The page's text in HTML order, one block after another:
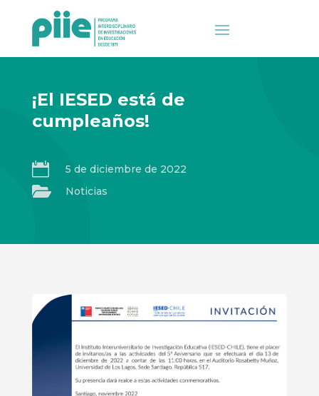
¡El IESED está de
cumpleaños!
 5 de diciembre de 2022
 Noticias